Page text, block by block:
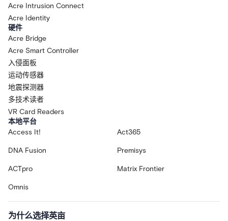
Acre Intrusion Connect
Acre Identity
硬件
Acre Bridge
Acre Smart Controller
入侵面板
运动传感器
地震探测器
多技术读者
VR Card Readers
本地平台
Access It!
Act365
DNA Fusion Premisys
ACTpro Matrix Frontier
Omnis
为什么选择英亩